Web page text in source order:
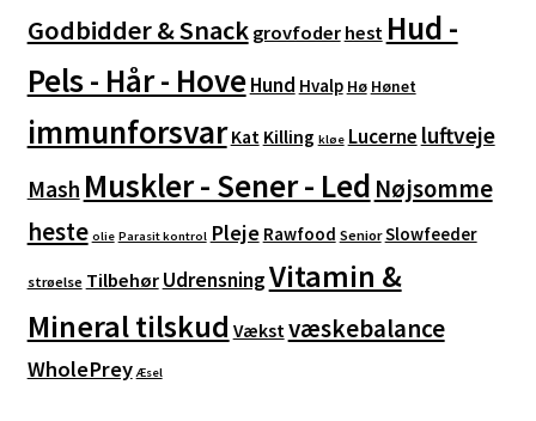
Godbidder & Snack grovfoder hest Hud -
Pels - Hår - HoveHund Hvalp Hø Hønet
immunforsvar Kat Killing kløe Lucerne luftveje
Mash Muskler - Sener - Led Nøjsomme
heste olie Parasit kontrol Pleje Rawfood Senior Slowfeeder
strøelse Tilbehør UdrensningVitamin &
Mineral tilskud Vækstvæskebalance
WholePrey Æsel